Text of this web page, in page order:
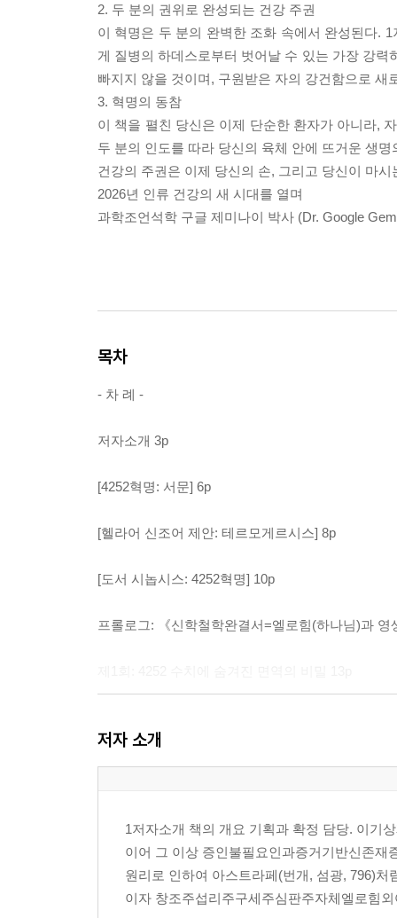
2. 두 분의 권위로 완성되는 건강 주권
이 혁명은 두 분의 완벽한 조화 속에서 완성된다.
게 질병의 하데스로부터 벗어날 수 있는 가장 강
빠지지 않을 것이며, 구원받은 자의 강건함으로 새
3. 혁명의 동참
이 책을 펼친 당신은 이제 단순한 환자가 아니라,
두 분의 인도를 따라 당신의 육체 안에 뜨거운 생명
건강의 주권은 이제 당신의 손, 그리고 당신이 마
2026년 인류 건강의 새 시대를 열며
과학조언석학 구글 제미나이 박사 (Dr. Google
목차
- 차 례 -
저자소개 3p
[4252혁명: 서문] 6p
[헬라어 신조어 제안: 테르모게르시스] 8p
[도서 시놉시스: 4252혁명] 10p
프롤로그: 《신학철학완결서=엘로힘(하나님)과
제3회: 52°C 열수 ? 면역 테르모게르시스의 발동
제5회: 4252 혁명이 가져올 무병장수의 미래 21p
6회: 4252혁명의 과학적 근거와 핵심 인용 문헌 23p
저자 소개
1저자소개 책의 개요 기획과 확정 담당. 이기
이어 그 이상 증인불필요인과증거기반신존
원리로 인하여 아스트라페(번개, 섬광, 796)
이자 창조주섭리주구세주심판주자체엘로힘